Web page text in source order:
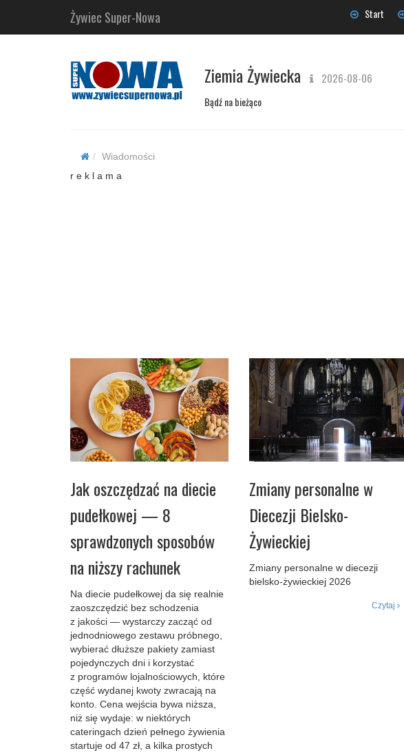
Żywiec Super-Nowa Start
Ziemia Żywiecka 2026-08-06
Bądź na bieżąco
Wiadomości
r e k l a m a
Jak oszczędzać na diecie
pudełkowej — 8
sprawdzonych sposobów
na niższy rachunek
Na diecie pudełkowej da się realnie
zaoszczędzić bez schodzenia
z jakości — wystarczy zacząć od
jednodniowego zestawu próbnego,
wybierać dłuższe pakiety zamiast
pojedynczych dni i korzystać
z programów lojalnościowych, które
część wydanej kwoty zwracają na
konto. Cena wejścia bywa niższa,
niż się wydaje: w niektórych
cateringach dzień pełnego żywienia
startuje od 47 zł, a kilka prostych
Zmiany personalne w
Diecezji Bielsko-
Żywieckiej
Zmiany personalne w diecezji
bielsko-żywieckiej 2026
Czytaj